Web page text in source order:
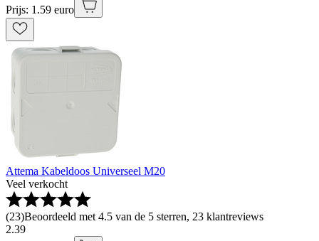
Prijs: 1.59 euro
Attema Kabeldoos Universeel M20
Veel verkocht
(23)Beoordeeld met 4.5 van de 5 sterren, 23 klantreviews
2.39